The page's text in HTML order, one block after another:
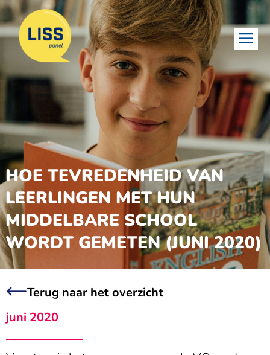
HOE TEVREDENHEID VAN
LEERLINGEN MET HUN
MIDDELBARE SCHOOL
WORDT GEMETEN (JUNI 2020)
Terug naar het overzicht
juni 2020